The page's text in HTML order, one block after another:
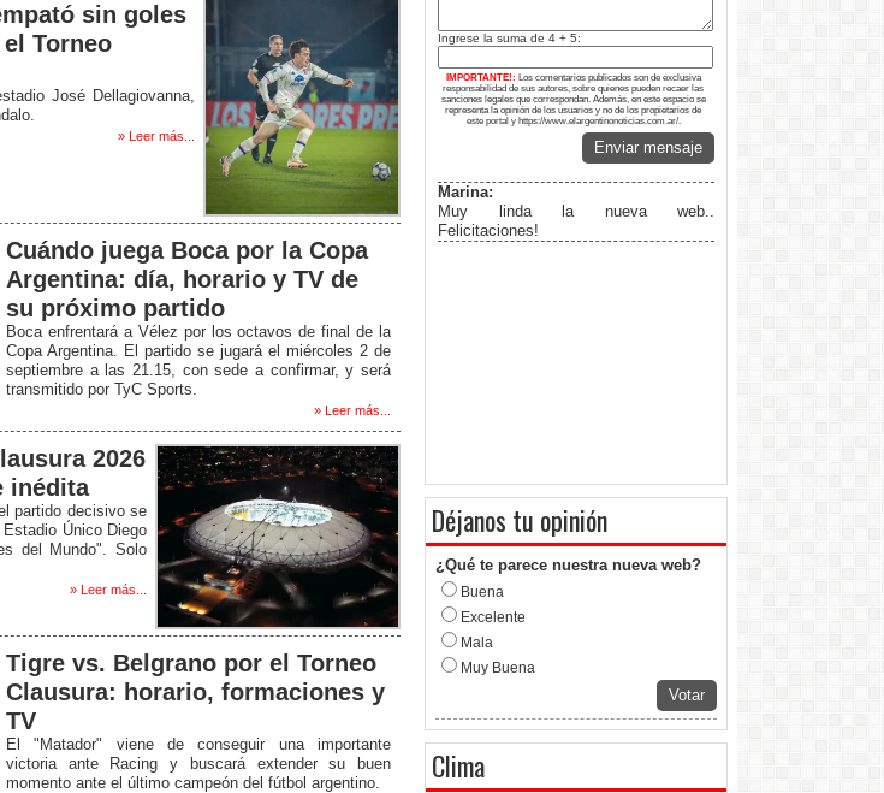
sin goles
Torneo
José Dellagiovanna,
» Leer más...
Cuándo juega Boca por la Copa
Argentina: día, horario y TV de
su próximo partido
Boca enfrentará a Vélez por los octavos de final de la
Copa Argentina. El partido se jugará el miércoles 2 de
septiembre a las 21.15, con sede a confirmar, y será
transmitido por TyC Sports.
» Leer más...
2026
inédita
partido decisivo se
Único Diego
del Mundo". Solo
» Leer más...
Tigre vs. Belgrano por el Torneo
Clausura: horario, formaciones y
TV
El "Matador" viene de conseguir una importante
victoria ante Racing y buscará extender su buen
momento ante el último campeón del fútbol argentino.
Ingrese la suma de 4 + 5:
IMPORTANTE!: Los comentarios publicados son de exclusiva
responsabilidad de sus autores, sobre quienes pueden recaer las
sanciones legales que correspondan. Además, en este espacio se
representa la opinión de los usuarios y no de los propietarios de
este portal y https://www.elargentinonoticias.com.ar/.
Enviar mensaje
Marina:
Muy linda la nueva web..
Felicitaciones!
Déjanos tu opinión
¿Qué te parece nuestra nueva web?
Buena
Excelente
Mala
Muy Buena
Votar
Clima